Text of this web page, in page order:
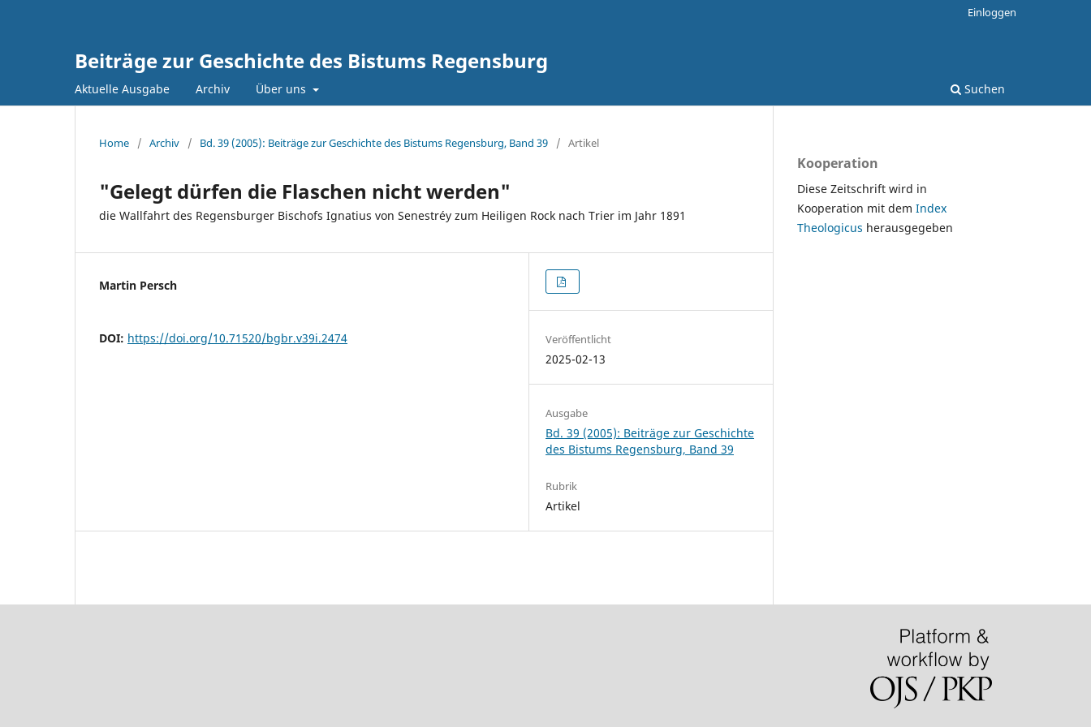
Beiträge zur Geschichte des Bistums Regensburg
Aktuelle Ausgabe Archiv Über uns Suchen
Einloggen
Home / Archiv / Bd. 39 (2005): Beiträge zur Geschichte des Bistums Regensburg, Band 39 / Artikel
"Gelegt dürfen die Flaschen nicht werden"
die Wallfahrt des Regensburger Bischofs Ignatius von Senestréy zum Heiligen Rock nach Trier im Jahr 1891
Martin Persch
DOI: https://doi.org/10.71520/bgbr.v39i.2474 Veröffentlicht
2025-02-13
Ausgabe
Bd. 39 (2005): Beiträge zur Geschichte
des Bistums Regensburg, Band 39
Rubrik
Artikel
Kooperation
Diese Zeitschrift wird in
Kooperation mit dem Index
Theologicus herausgegeben